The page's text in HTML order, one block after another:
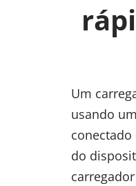
Um
usando
conectado
do